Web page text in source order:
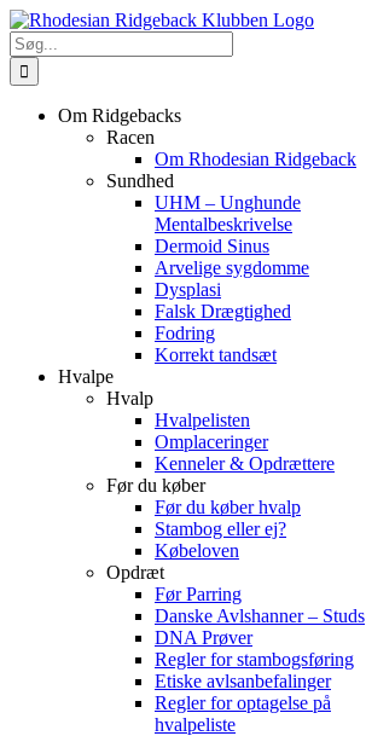
Skip
to
content
Søg
efter:
Om Ridgebacks
Racen
Om Rhodesian Ridgeback
Sundhed
UHM – Unghunde
Mentalbeskrivelse
Dermoid Sinus
Arvelige sygdomme
Dysplasi
Falsk Drægtighed
Fodring
Korrekt tandsæt
Hvalpe
Hvalp
Hvalpelisten
Omplaceringer
Kenneler & Opdrættere
Før du køber
Før du køber hvalp
Stambog eller ej?
Købeloven
Opdræt
Før Parring
Danske Avlshanner – Studs
DNA Prøver
Regler for stambogsføring
Etiske avlsanbefalinger
Regler for optagelse på
hvalpeliste